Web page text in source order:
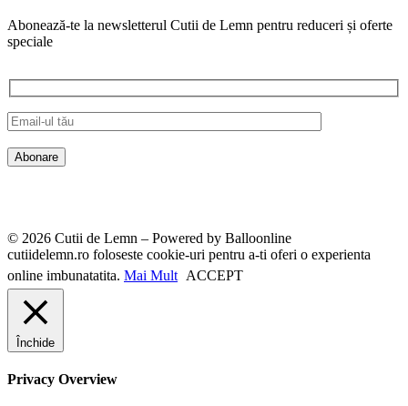
Abonează-te la newsletterul Cutii de Lemn pentru reduceri și oferte
speciale
© 2026 Cutii de Lemn – Powered by Balloonline
cutiidelemn.ro foloseste cookie-uri pentru a-ti oferi o experienta
online imbunatatita. Mai Mult ACCEPT
Închide
Privacy Overview